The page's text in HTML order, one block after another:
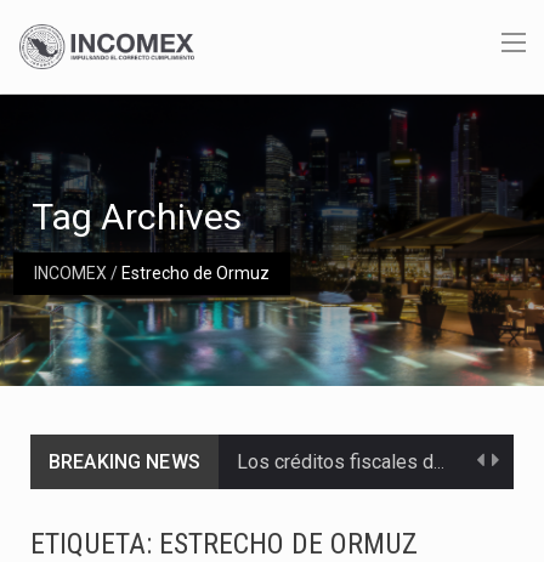
INCOMEX/ Estrecho de Ormuz
Tag Archives
BREAKING NEWS
ETIQUETA: ESTRECHO DE ORMUZ